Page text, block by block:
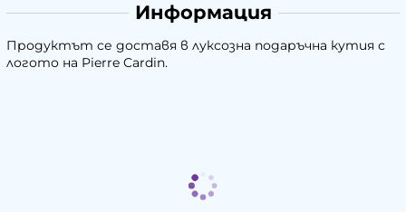
Информация
Продуктът се доставя в луксозна подаръчна кутия с
логото на Pierre Cardin.